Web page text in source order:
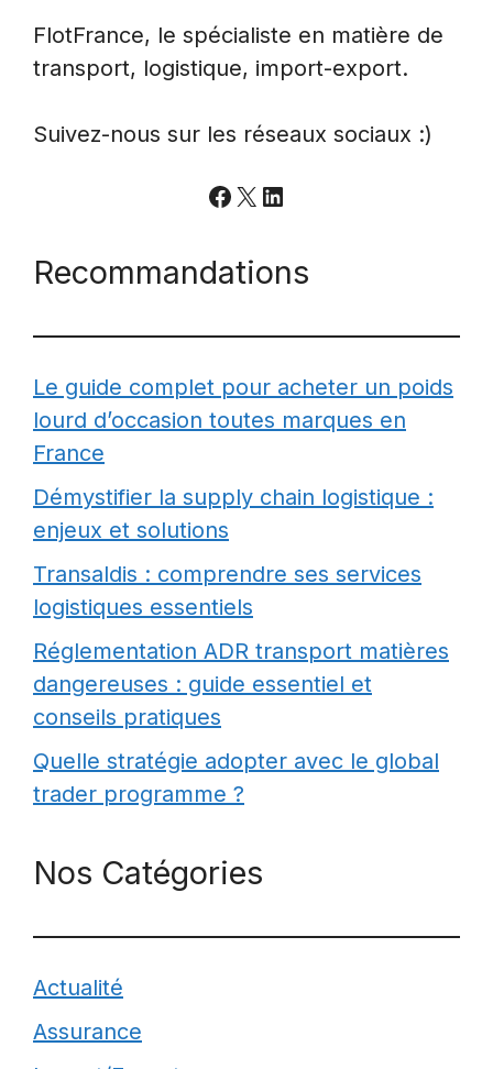
FlotFrance, le spécialiste en matière de
transport, logistique, import-export.
Suivez-nous sur les réseaux sociaux :)
Facebook
X LinkedIn
Recommandations
Le guide complet pour acheter un poids
lourd d’occasion toutes marques en
France
Démystifier la supply chain logistique :
enjeux et solutions
Transaldis : comprendre ses services
logistiques essentiels
Réglementation ADR transport matières
dangereuses : guide essentiel et
conseils pratiques
Quelle stratégie adopter avec le global
trader programme ?
Nos Catégories
Actualité
Assurance